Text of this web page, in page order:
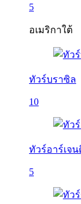
5
อเมริกาใต้
ทัวร์บราซิล
10
ทัวร์อาร์เจ
5